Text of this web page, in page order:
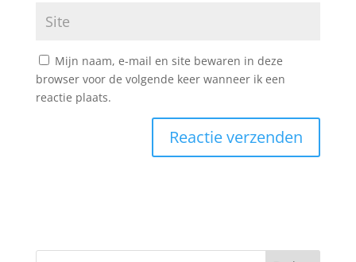
Mijn naam, e-mail en site bewaren in deze
browser voor de volgende keer wanneer ik een
reactie plaats.